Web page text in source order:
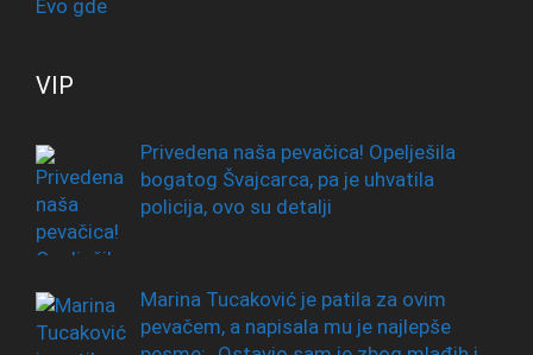
VIP
Privedena naša pevačica! Opelješila
bogatog Švajcarca, pa je uhvatila
policija, ovo su detalji
Marina Tucaković je patila za ovim
pevačem, a napisala mu je najlepše